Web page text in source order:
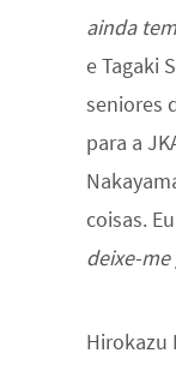
ainda
e Tagaki
seniores
para a
coisas.
deixe-
Hirokazu